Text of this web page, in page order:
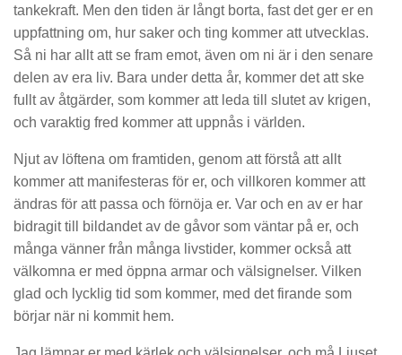
tankekraft. Men den tiden är långt borta, fast det ger er en
uppfattning om, hur saker och ting kommer att utvecklas.
Så ni har allt att se fram emot, även om ni är i den senare
delen av era liv. Bara under detta år, kommer det att ske
fullt av åtgärder, som kommer att leda till slutet av krigen,
och varaktig fred kommer att uppnås i världen.
Njut av löftena om framtiden, genom att förstå att allt
kommer att manifesteras för er, och villkoren kommer att
ändras för att passa och förnöja er. Var och en av er har
bidragit till bildandet av de gåvor som väntar på er, och
många vänner från många livstider, kommer också att
välkomna er med öppna armar och välsignelser. Vilken
glad och lycklig tid som kommer, med det firande som
börjar när ni kommit hem.